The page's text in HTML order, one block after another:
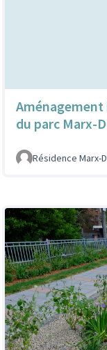
du parc Marx-
Résidence Marx-